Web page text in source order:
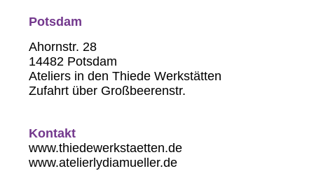
Potsdam
Ahornstr. 28
14482 Potsdam
Ateliers in den Thiede Werkstätten
Zufahrt über Großbeerenstr.
Kontakt
www.thiedewerkstaetten.de
www.atelierlydiamueller.de